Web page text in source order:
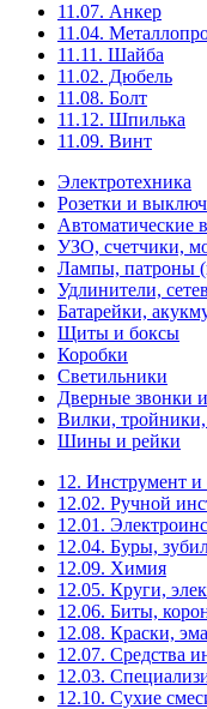
11.07. Анкер
11.04.
11.11. Шайба
11.02. Дюбель
11.08. Болт
11.12. Шпилька
11.09. Винт
Электротехника
Розетки и
Автоматические
УЗО, счетчики,
Лампы, патроны
Удлинители,
Батарейки,
Щиты и боксы
Коробки
Светильники
Дверные звонки
Вилки,
Шины и рейки
12. Инструмент и
12.02. Ручной
12.01.
12.04. Буры,
12.09. Химия
12.05. Круги,
12.06. Биты,
12.08. Краски,
12.07. Средства
12.03.
12.10. Сухие